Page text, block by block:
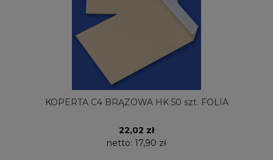
KOPERTA C4 BRĄZOWA HK 50 szt. FOLIA
22,02 zł
netto: 17,90 zł